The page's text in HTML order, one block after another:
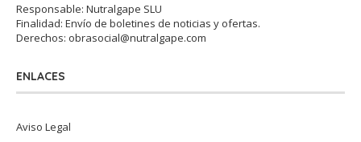
Responsable: Nutralgape SLU
Finalidad: Envío de boletines de noticias y ofertas.
Derechos: obrasocial@nutralgape.com
ENLACES
Aviso Legal